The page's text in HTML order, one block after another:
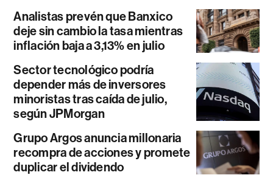
Analistas prevén que Banxico
deje sin cambio la tasa mientras
inflación baja a 3,13% en julio
Sector tecnológico podría
depender más de inversores
minoristas tras caída de julio,
según JPMorgan
Grupo Argos anuncia millonaria
recompra de acciones y promete
duplicar el dividendo